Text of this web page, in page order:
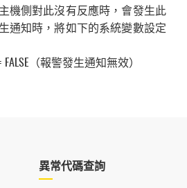
機側對此沒有反應時，會發生此
通知時，將如下的系統變數設定
= FALSE（報警發生通知無效）
異常代碼查詢